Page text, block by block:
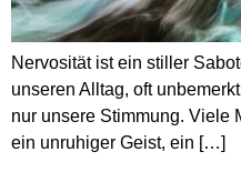
Nervosität ist ein stiller
unseren Alltag, oft
nur unsere Stimmung. Viele
ein unruhiger Geist, ein […]